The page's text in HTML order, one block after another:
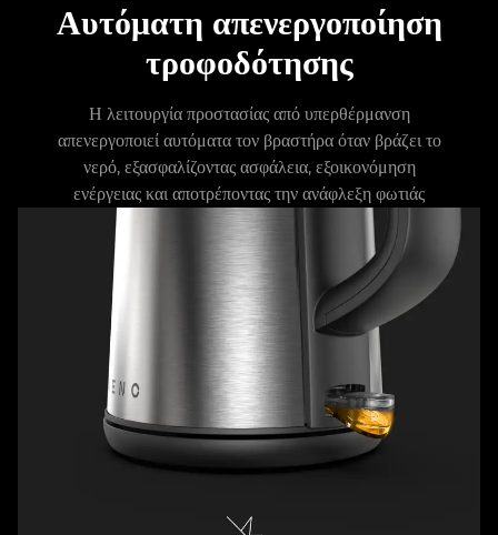
Αυτόματη απενεργοποίηση
τροφοδότησης
Η λειτουργία προστασίας από υπερθέρμανση
απενεργοποιεί αυτόματα τον βραστήρα όταν βράζει το
νερό, εξασφαλίζοντας ασφάλεια, εξοικονόμηση
ενέργειας και αποτρέποντας την ανάφλεξη φωτιάς